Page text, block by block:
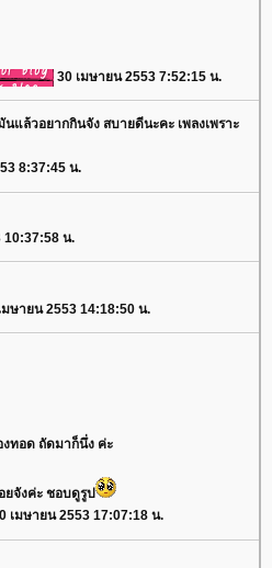
30 เมษายน 2553 7:52:15 น.
แล้วอยากกินจัง สบายดีนะคะ เพลงเพราะ
8:37:45 น.
10:37:58 น.
มษายน 2553 14:18:50 น.
ทอด ถัดมาก็นึ่ง ค่ะ
จังค่ะ ชอบดูรูป
เมษายน 2553 17:07:18 น.